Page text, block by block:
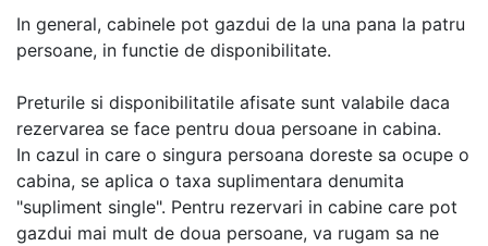
In general, cabinele pot gazdui de la una pana la patru
persoane, in functie de disponibilitate.
Preturile si disponibilitatile afisate sunt valabile daca
rezervarea se face pentru doua persoane in cabina.
In cazul in care o singura persoana doreste sa ocupe o
cabina, se aplica o taxa suplimentara denumita
"supliment single". Pentru rezervari in cabine care pot
gazdui mai mult de doua persoane, va rugam sa ne